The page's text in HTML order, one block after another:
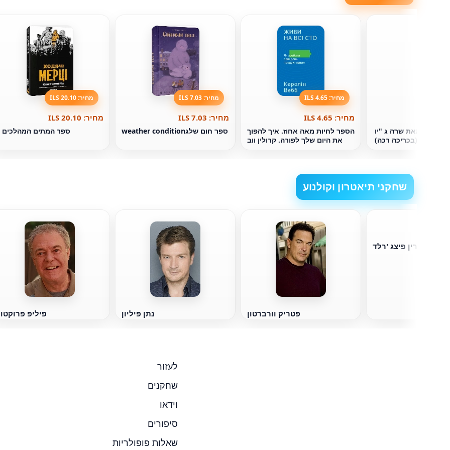
מחיר: 20.10 ILS
מחיר: 20.10 ILS
ספר המתים המהלכים 4
מחיר: 7.03 ILS
מחיר: 7.03 ILS
ספר חום שלגweather condition
מחיר: 4.65 ILS
מחיר: 4.65 ILS
הספר לחיות מאה אחוז. איך להפוך
את היום שלך לפורה. קרולין ווב
הבוקר מאת שרה ג "יו
(בכריכה רכה) ‏
שחקני תיאטרון וקולנוע
פיליפ נתן פיליון פטריק וורברטון
ארין פיצג 'רלד
לעזור
שחקנים
וידאו
סיפורים
שאלות פופולריות